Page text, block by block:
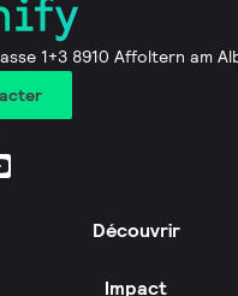
1+3 8910 Affoltern am
Découvrir
Impact